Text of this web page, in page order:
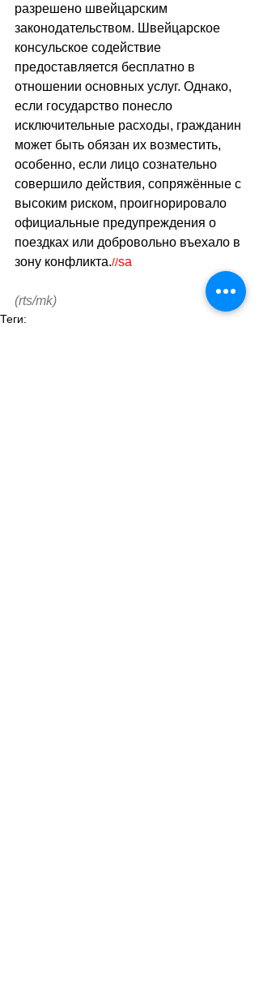
разрешено швейцарским
законодательством. Швейцарское
консульское содействие
предоставляется бесплатно в
отношении основных услуг. Однако,
если государство понесло
исключительные расходы, гражданин
может быть обязан их возместить,
особенно, если лицо сознательно
совершило действия, сопряжённые с
высоким риском, проигнорировало
официальные предупреждения о
поездках или добровольно въехало в
зону конфликта.//sa
(rts/mk)
Теги: